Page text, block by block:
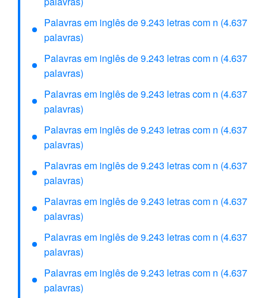
Palavras em inglês de 9.243 letras com n (4.637
palavras)
Palavras em inglês de 9.243 letras com n (4.637
palavras)
Palavras em inglês de 9.243 letras com n (4.637
palavras)
Palavras em inglês de 9.243 letras com n (4.637
palavras)
Palavras em inglês de 9.243 letras com n (4.637
palavras)
Palavras em inglês de 9.243 letras com n (4.637
palavras)
Palavras em inglês de 9.243 letras com n (4.637
palavras)
Palavras em inglês de 9.243 letras com n (4.637
palavras)